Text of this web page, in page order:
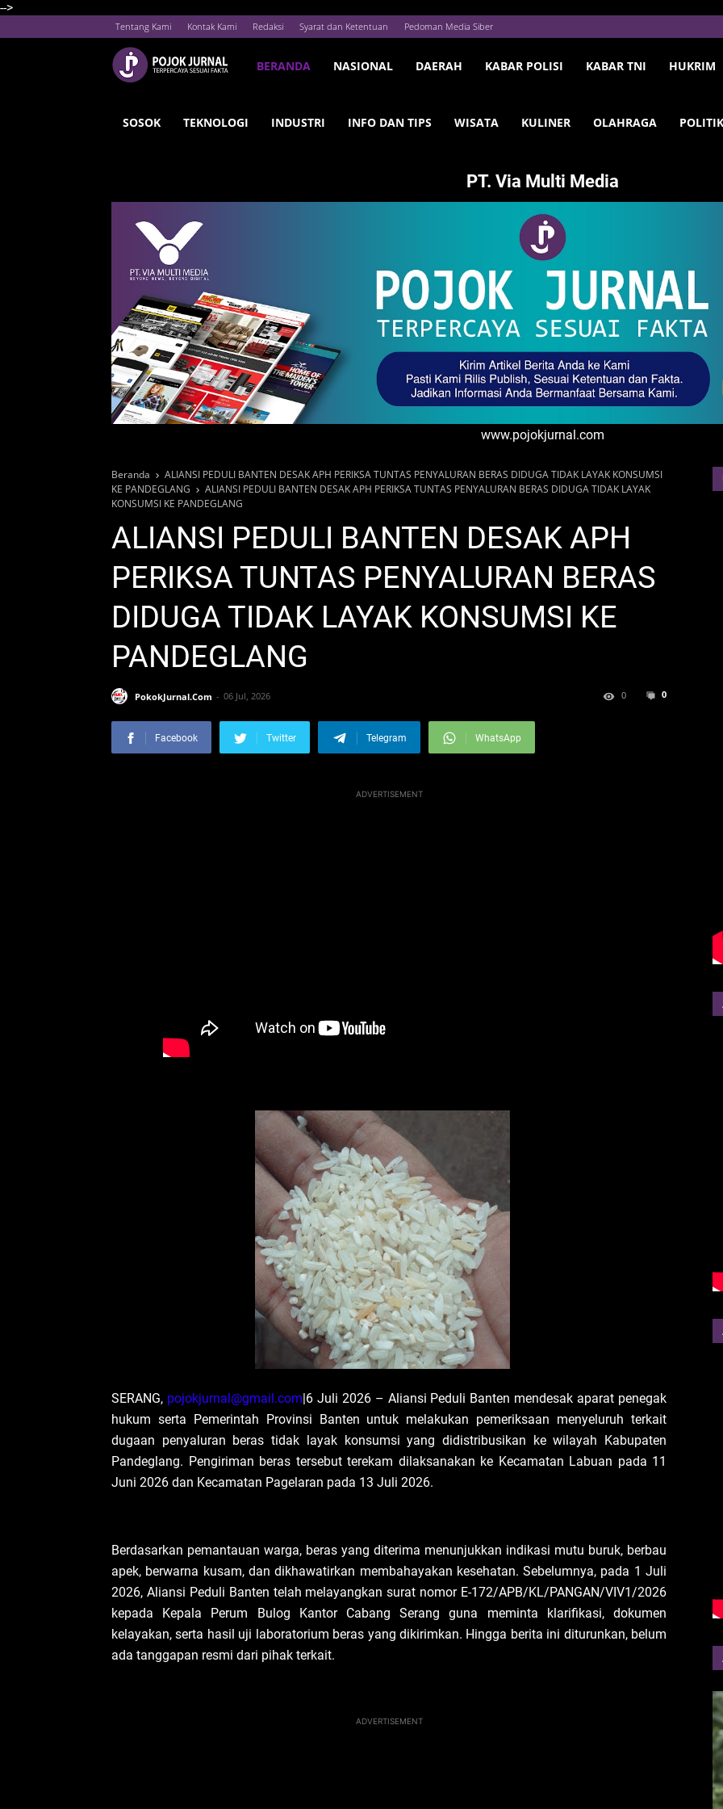
-->
Tentang Kami Kontak Kami Redaksi Syarat dan Ketentuan Pedoman Media Siber
BERANDA NASIONAL DAERAH KABAR POLISI KABAR TNI HUKRIM
SOSOK TEKNOLOGI INDUSTRI INFO DAN TIPS WISATA KULINER OLAHRAGA POLITIK
PT. Via Multi Media
www.pojokjurnal.com
Beranda
ALIANSI PEDULI BANTEN DESAK APH PERIKSA TUNTAS PENYALURAN BERAS DIDUGA TIDAK LAYAK KONSUMSI
KE PANDEGLANG
ALIANSI PEDULI BANTEN DESAK APH PERIKSA TUNTAS PENYALURAN BERAS DIDUGA TIDAK LAYAK
KONSUMSI KE PANDEGLANG
ALIANSI PEDULI BANTEN DESAK APH
PERIKSA TUNTAS PENYALURAN BERAS
DIDUGA TIDAK LAYAK KONSUMSI KE
PANDEGLANG
PokokJurnal.Com 06 Jul, 2026 0
0
Facebook Twitter Telegram WhatsApp
ADVERTISEMENT
SERANG, pojokjurnal@gmail.com|6 Juli 2026 – Aliansi Peduli Banten mendesak aparat penegak
hukum serta Pemerintah Provinsi Banten untuk melakukan pemeriksaan menyeluruh terkait
dugaan penyaluran beras tidak layak konsumsi yang didistribusikan ke wilayah Kabupaten
Pandeglang. Pengiriman beras tersebut terekam dilaksanakan ke Kecamatan Labuan pada 11
Juni 2026 dan Kecamatan Pagelaran pada 13 Juli 2026.
Berdasarkan pemantauan warga, beras yang diterima menunjukkan indikasi mutu buruk, berbau
apek, berwarna kusam, dan dikhawatirkan membahayakan kesehatan. Sebelumnya, pada 1 Juli
2026, Aliansi Peduli Banten telah melayangkan surat nomor E-172/APB/KL/PANGAN/VIV1/2026
kepada Kepala Perum Bulog Kantor Cabang Serang guna meminta klarifikasi, dokumen
kelayakan, serta hasil uji laboratorium beras yang dikirimkan. Hingga berita ini diturunkan, belum
ada tanggapan resmi dari pihak terkait.
ADVERTISEMENT